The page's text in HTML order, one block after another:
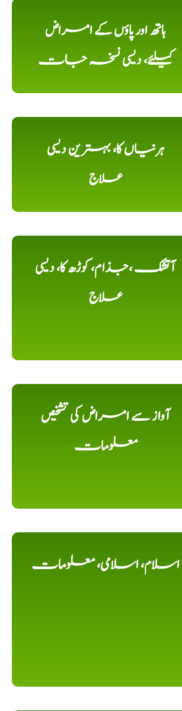
ہاتھ اور پاؤں کے امراض
کیلئے، دیسی نسخہ جات
ہرنیاں کا، بہترین دیسی
علاج
آتشک ،جذام، کوڑھ کا، دیسی
علاج
آواز سے امراض کی تشخیص
معلومات
اسلام، اسلامی، معلومات